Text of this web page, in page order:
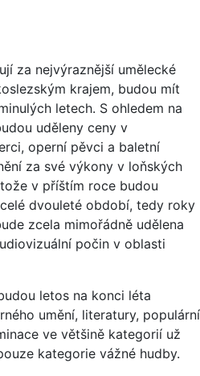
za nejvýraznější umělecké
krajem, budou mít
letech. S ohledem na
uděleny ceny v
operní pěvci a baletní
za své výkony v loňských
v příštím roce budou
dvouleté období, tedy roky
zcela mimořádně udělena
počin v oblasti
letos na konci léta
umění, literatury, populární
ve většině kategorií už
kategorie vážné hudby.